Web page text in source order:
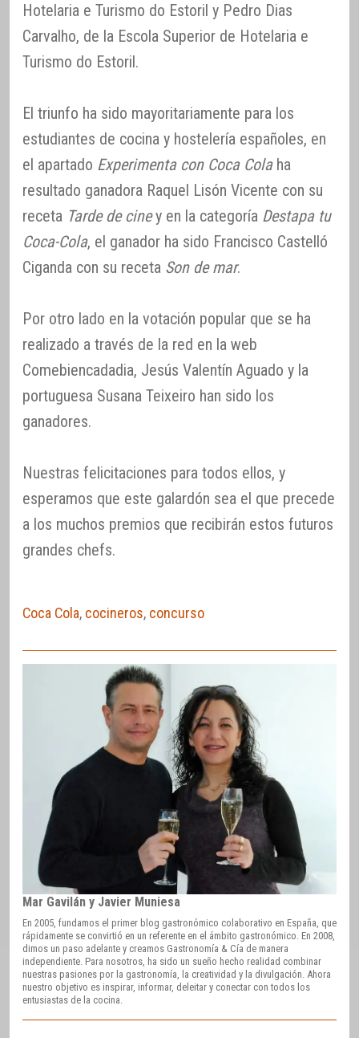
Hotelaria e Turismo do Estoril y Pedro Dias
Carvalho, de la Escola Superior de Hotelaria e
Turismo do Estoril.
El triunfo ha sido mayoritariamente para los
estudiantes de cocina y hostelería españoles, en
el apartado Experimenta con Coca Colaha
resultado ganadora Raquel Lisón Vicente con su
receta Tarde de ciney en la categoría Destapa tu
Coca-Cola, el ganador ha sido Francisco Castelló
Ciganda con su receta Son de mar.
Por otro lado en la votación popular que se ha
realizado a través de la red en la web
Comebiencadadia, Jesús Valentín Aguado y la
portuguesa Susana Teixeiro han sido los
ganadores.
Nuestras felicitaciones para todos ellos, y
esperamos que este galardón sea el que precede
a los muchos premios que recibirán estos futuros
grandes chefs.
Coca Cola, cocineros, concurso
Mar Gavilán y Javier Muniesa
En 2005, fundamos el primer blog gastronómico colaborativo en España, que
rápidamente se convirtió en un referente en el ámbito gastronómico. En 2008,
dimos un paso adelante y creamos Gastronomía & Cía de manera
independiente. Para nosotros, ha sido un sueño hecho realidad combinar
nuestras pasiones por la gastronomía, la creatividad y la divulgación. Ahora
nuestro objetivo es inspirar, informar, deleitar y conectar con todos los
entusiastas de la cocina.